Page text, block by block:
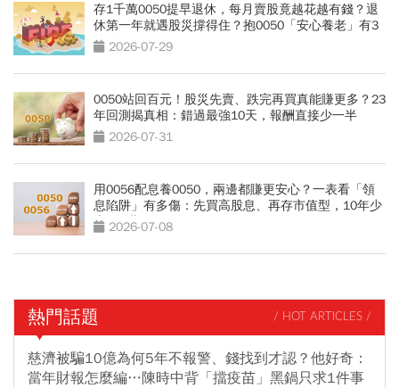
存1千萬0050提早退休，每月賣股竟越花越有錢？退
休第一年就遇股災撐得住？抱0050「安心養老」有3
條件2026-07-29
0050站回百元！股災先賣、跌完再買真能賺更多？23
年回測揭真相：錯過最強10天，報酬直接少一半
2026-07-31
用0056配息養0050，兩邊都賺更安心？一表看「領
息陷阱」有多傷：先買高股息、再存市值型，10年少
賺330萬
2026-07-08
熱門話題 / HOT ARTICLES /
慈濟被騙10億為何5年不報警、錢找到才認？他好奇：
當年財報怎麼編…陳時中背「擋疫苗」黑鍋只求1件事